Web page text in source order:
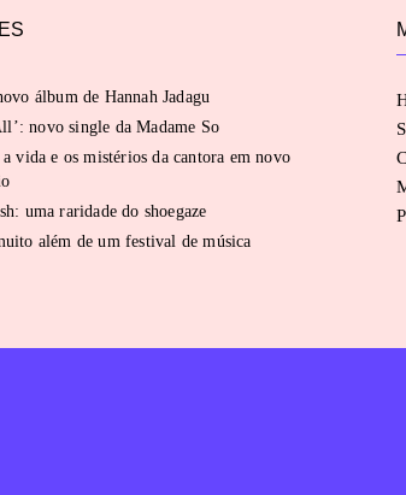
álbum de Hannah Jadagu
novo single da Madame So
vida e os mistérios da cantora em novo
uma raridade do shoegaze
além de um festival de música